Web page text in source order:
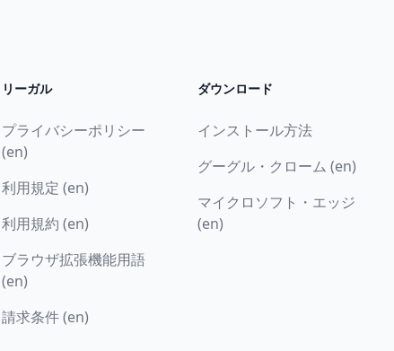
リーガル
プライバシーポリシー
(en)
利用規定 (en)
利用規約 (en)
ブラウザ拡張機能用語
(en)
請求条件 (en)
ダウンロード
インストール方法
グーグル・クローム (en)
マイクロソフト・エッジ
(en)